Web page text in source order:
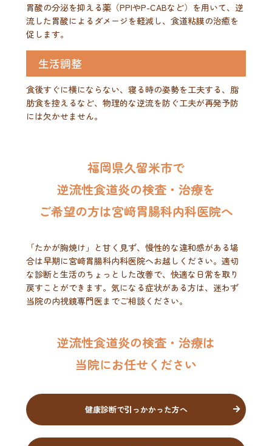
胃酸の分泌を抑える薬（PPIやP-CABなど）を用いて、逆
流した胃酸によるダメージを軽減し、食道粘膜の治癒を
促します。
生活調整
食後すぐに横にならない、寝る時の姿勢を工夫する、脂
肪食を控えるなど、物理的な逆流を防ぐ工夫が再発予防
には欠かせません。
福岡県久留米市で
逆流性食道炎の検査・治療を
ご希望の方は宮﨑胃腸科内科医院へ
「たかが胸焼け」と甘く見ず、慢性的な違和感がある場
合は早期に宮﨑胃腸科内科医院へお越しください。適切
な診断と生活のちょっとした改善で、快適な日常を取り
戻すことができます。気になる症状がある方は、迷わず
当院の内視鏡専門医までご相談ください。
逆流性食道炎の検査・治療は
当院にお任せください
健康診断で引っかかった方へ